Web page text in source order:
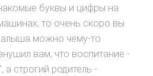
буквы и цифры на
то очень скоро вы
можно чему-то
вам, что воспитание -
а строгий родитель -